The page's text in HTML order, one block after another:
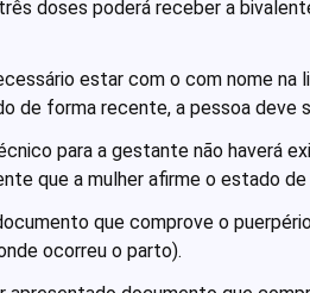
doses poderá receber a
estar com o com nome na
de forma recente, a pessoa deve
para a gestante não haverá
que a mulher afirme o estado de
que comprove o
ocorreu o parto).